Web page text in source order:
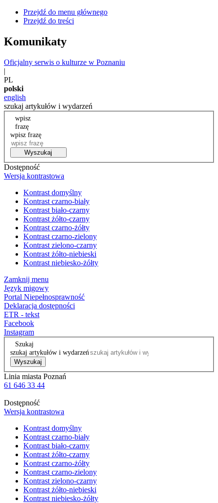
Przejdź do menu głównego
Przejdź do treści
Komunikaty
Oficjalny serwis o kulturze w Poznaniu
|
PL
polski
english
szukaj artykułów i wydarzeń
wpisz
frazę
wpisz frazę
Wyszukaj
Dostępność
Wersja kontrastowa
Kontrast domyślny
Kontrast czarno-biały
Kontrast biało-czarny
Kontrast żółto-czarny
Kontrast czarno-żółty
Kontrast czarno-zielony
Kontrast zielono-czarny
Kontrast żółto-niebieski
Kontrast niebiesko-żółty
Zamknij menu
Język migowy
Portal Niepełnosprawność
Deklaracja dostępności
ETR - tekst
Facebook
Instagram
Szukaj
szukaj artykułów i wydarzeń
Wyszukaj
Linia miasta Poznań
61 646 33 44
Dostępność
Wersja kontrastowa
Kontrast domyślny
Kontrast czarno-biały
Kontrast biało-czarny
Kontrast żółto-czarny
Kontrast czarno-żółty
Kontrast czarno-zielony
Kontrast zielono-czarny
Kontrast żółto-niebieski
Kontrast niebiesko-żółty